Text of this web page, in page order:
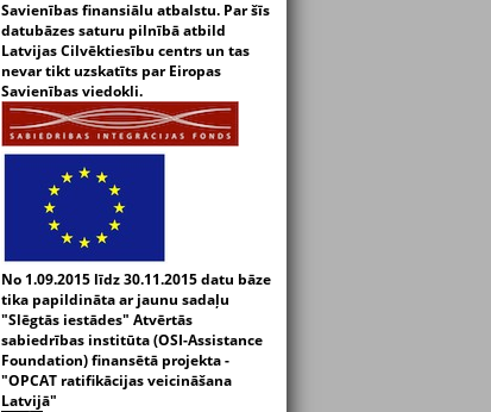
Savienības finansiālu atbalstu. Par šīs
datubāzes saturu pilnībā atbild
Latvijas Cilvēktiesību centrs un tas
nevar tikt uzskatīts par Eiropas
Savienības viedokli.
No 1.09.2015 līdz 30.11.2015 datu bāze
tika papildināta ar jaunu sadaļu
"Slēgtās iestādes" Atvērtās
sabiedrības institūta (OSI-Assistance
Foundation) finansētā projekta -
"OPCAT ratifikācijas veicināšana
Latvijā"